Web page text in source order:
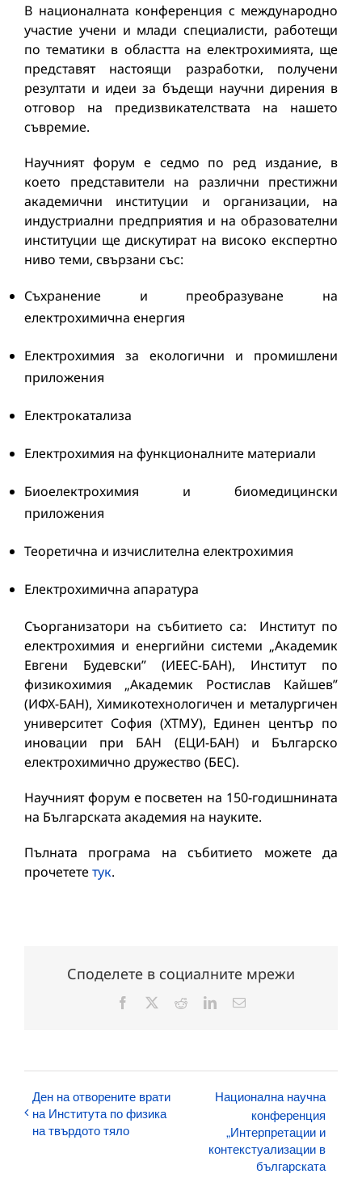
В националната конференция с международно
участие учени и млади специалисти, работещи
по тематики в областта на електрохимията, ще
представят настоящи разработки, получени
резултати и идеи за бъдещи научни дирения в
отговор на предизвикателствата на нашето
съвремие.
Научният форум е седмо по ред издание, в
което представители на различни престижни
академични институции и организации, на
индустриални предприятия и на образователни
институции ще дискутират на високо експертно
ниво теми, свързани със:
Съхранение и преобразуване на
електрохимична енергия
Електрохимия за екологични и промишлени
приложения
Електрокатализа
Електрохимия на функционалните материали
Биоелектрохимия и биомедицински
приложения
Теоретична и изчислителна електрохимия
Електрохимична апаратура
Съорганизатори на събитието са: Институт по
електрохимия и енергийни системи „Академик
Евгени Будевски” (ИЕЕС-БАН), Институт по
физикохимия „Академик Ростислав Кайшев”
(ИФХ-БАН), Химикотехнологичeн и металургичен
университет София (ХТМУ), Единен център по
иновации при БАН (ЕЦИ-БАН) и Българско
електрохимично дружество (БЕС).
Научният форум е посветен на 150-годишнината
на Българската академия на науките.
Пълната програма на събитието можете да
прочетете тук.
Споделете в социалните мрежи
Facebook RedditLinkedInЕлектронна
Ден на отворените врати
на Института по физика
на твърдото тяло
Национална научна
конференция
„Интерпретации и
контекстуализации в
българската